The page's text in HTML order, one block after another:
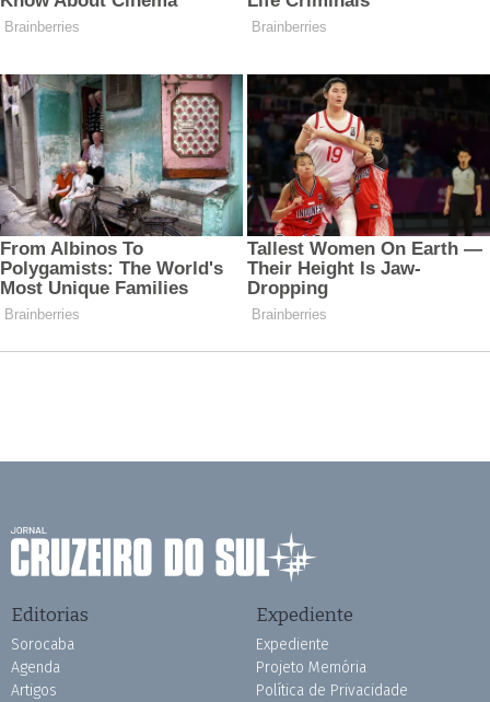
Editorias
Sorocaba
Agenda
Artigos
Expediente
Expediente
Projeto Memória
Política de Privacidade